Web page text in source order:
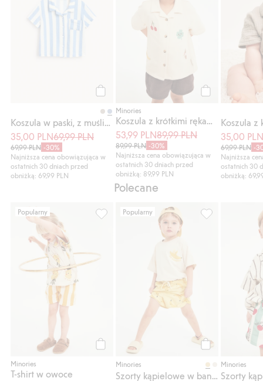
35,00 PLN69,99 PLN
69,99 PLN -30%
Najniższa cena obowiązująca w
ostatnich 30 dniach przed
obniżką: 69,99 PLN
Minories
53,99 PLN89,99 PLN
89,99 PLN -30%
Najniższa cena obowiązująca w
ostatnich 30 dniach przed
obniżką: 89,99 PLN
35,00
69,99 PLN -
Najniższa
ostatnich 30
obniżką:
Polecane
Popularny
Minories
T-shirt w owoce
T-shirt w owoce, Dodaj do listy ulubione
Popularny
Minories
Szorty
Minories